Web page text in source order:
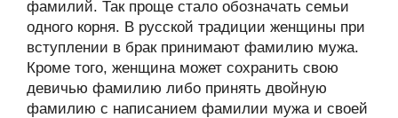
фамилий. Так проще стало обозначать семьи
одного корня. В русской традиции женщины при
вступлении в брак принимают фамилию мужа.
Кроме того, женщина может сохранить свою
девичью фамилию либо принять двойную
фамилию с написанием фамилии мужа и своей